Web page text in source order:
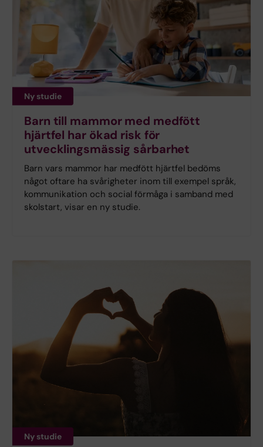
Ny studie
Barn till mammor med medfött
hjärtfel har ökad risk för
utvecklingsmässig sårbarhet
Barn vars mammor har medfött hjärtfel bedöms
något oftare ha svårigheter inom till exempel språk,
kommunikation och social förmåga i samband med
skolstart, visar en ny studie.
Ny studie